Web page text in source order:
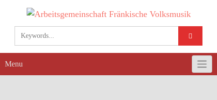
content
Menu